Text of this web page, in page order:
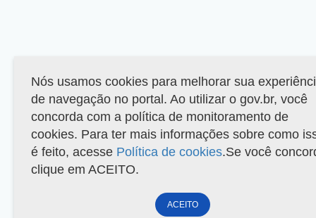
Nós usamos cookies para melhorar sua
de navegação no portal. Ao utilizar o gov.br, você
concorda com a política de monitoramento de
cookies. Para ter mais informações sobre como
é feito, acesse Política de cookies.Se você
clique em ACEITO.
ACEITO